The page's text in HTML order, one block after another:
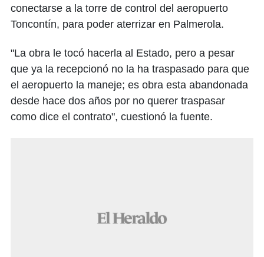
conectarse a la torre de control del aeropuerto
Toncontín, para poder aterrizar en Palmerola.
"La obra le tocó hacerla al Estado, pero a pesar
que ya la recepcionó no la ha traspasado para que
el aeropuerto la maneje; es obra esta abandonada
desde hace dos años por no querer traspasar
como dice el contrato", cuestionó la fuente.